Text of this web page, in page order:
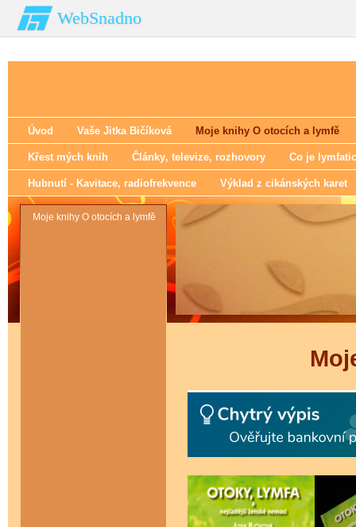
WebSnadno
Úvod Vaše Jitka Bičíková Moje knihy O otocích a lymfě
Křest mých knih Články‚ televize‚ rozhovory Co je
Hubnutí - Kavitace‚ radiofrekvence Výklad z cikánských karet
Moje knihy O otocích a lymfě